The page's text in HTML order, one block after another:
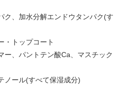
、加水分解エンドウタンパク(す
・トップコート
、パントテン酸Ca、マスチック
ノール(すべて保湿成分)